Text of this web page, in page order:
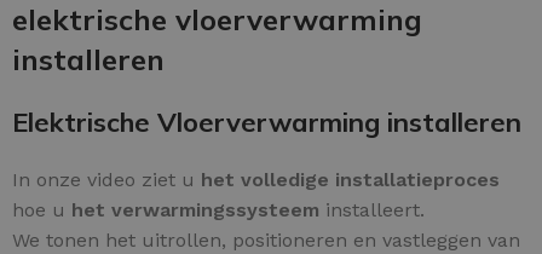
elektrische vloerverwarming
installeren
Elektrische Vloerverwarming installeren
In onze video ziet u het volledige installatieproces
hoe u het verwarmingssysteem installeert.
We tonen het uitrollen, positioneren en vastleggen van